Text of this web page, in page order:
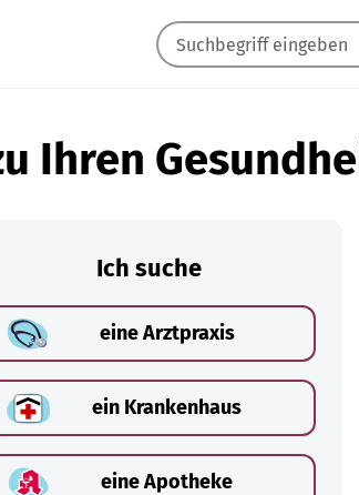
Ihren
Ich suche
eine Arztpraxis
ein Krankenhaus
eine Apotheke